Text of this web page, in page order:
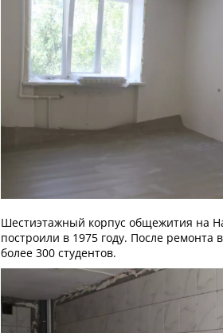
Шестиэтажный корпус общежития на
построили в 1975 году. После ремонта
более 300 студентов.